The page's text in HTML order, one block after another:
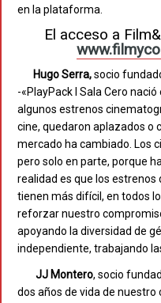
en la plataforma.
El acceso a
Hugo Serra,socio
-«PlayPack I Sala Cero
algunos estrenos
cine, quedaron aplazados o
mercado ha cambiado. Los
pero solo en parte, porque
realidad es que los
tienen más difícil, en todos
reforzar nuestro
apoyando la diversidad de
independiente, trabajando
JJ Montero, socio
dos años de vida de nuestro